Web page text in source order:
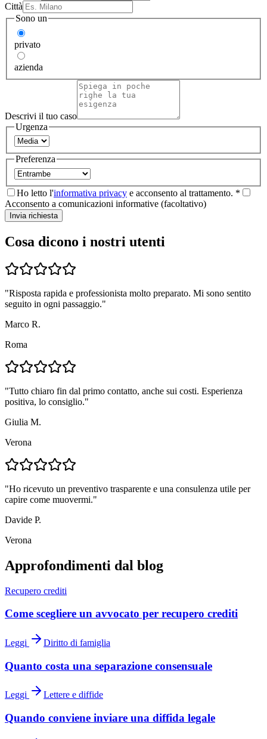
Città
Sono un
privato
azienda
Descrivi il tuo caso
Urgenza
Preferenza
Ho letto l'informativa privacy e acconsento al trattamento. *
Acconsento a comunicazioni informative (facoltativo)
Invia richiesta
Cosa dicono i nostri utenti
"Risposta rapida e professionista molto preparato. Mi sono sentito
seguito in ogni passaggio."
Marco R.
Roma
"Tutto chiaro fin dal primo contatto, anche sui costi. Esperienza
positiva, lo consiglio."
Giulia M.
Verona
"Ho ricevuto un preventivo trasparente e una consulenza utile per
capire come muovermi."
Davide P.
Verona
Approfondimenti dal blog
Recupero crediti
Come scegliere un avvocato per recupero crediti
Leggi Diritto di famiglia
Quanto costa una separazione consensuale
Leggi Lettere e diffide
Quando conviene inviare una diffida legale